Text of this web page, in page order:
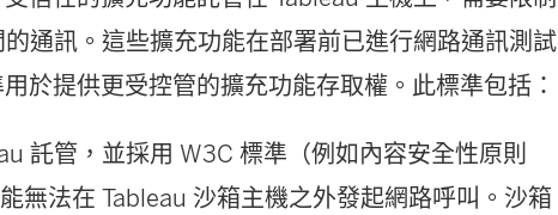
通訊。這些擴充功能在部署前已進行網路通訊測試
於提供更受控管的擴充功能存取權。此標準包括：
託管，並採用 W3C 標準（例如內容安全性原則
無法在 Tableau 沙箱主機之外發起網路呼叫。沙箱